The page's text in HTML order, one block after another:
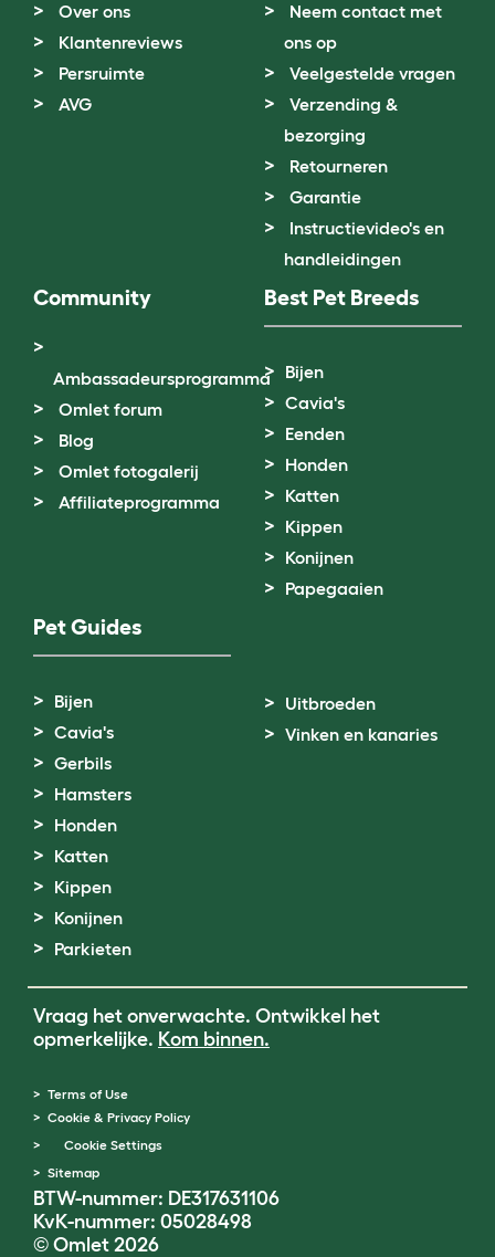
Over ons
Klantenreviews
Persruimte
AVG
Neem contact met
ons op
Veelgestelde vragen
Verzending &
bezorging
Retourneren
Garantie
Instructievideo's en
handleidingen
Community
Ambassadeursprogramma
Omlet forum
Blog
Omlet fotogalerij
Affiliateprogramma
Best Pet Breeds
Bijen
Cavia's
Eenden
Honden
Katten
Kippen
Konijnen
Papegaaien
Pet Guides
Bijen
Cavia's
Gerbils
Hamsters
Honden
Katten
Kippen
Konijnen
Parkieten
Uitbroeden
Vinken en kanaries
Vraag het onverwachte. Ontwikkel het
opmerkelijke. Kom binnen.
Terms of Use
Cookie & Privacy Policy
Cookie Settings
Sitemap
BTW-nummer: DE317631106
KvK-nummer: 05028498
© Omlet 2026